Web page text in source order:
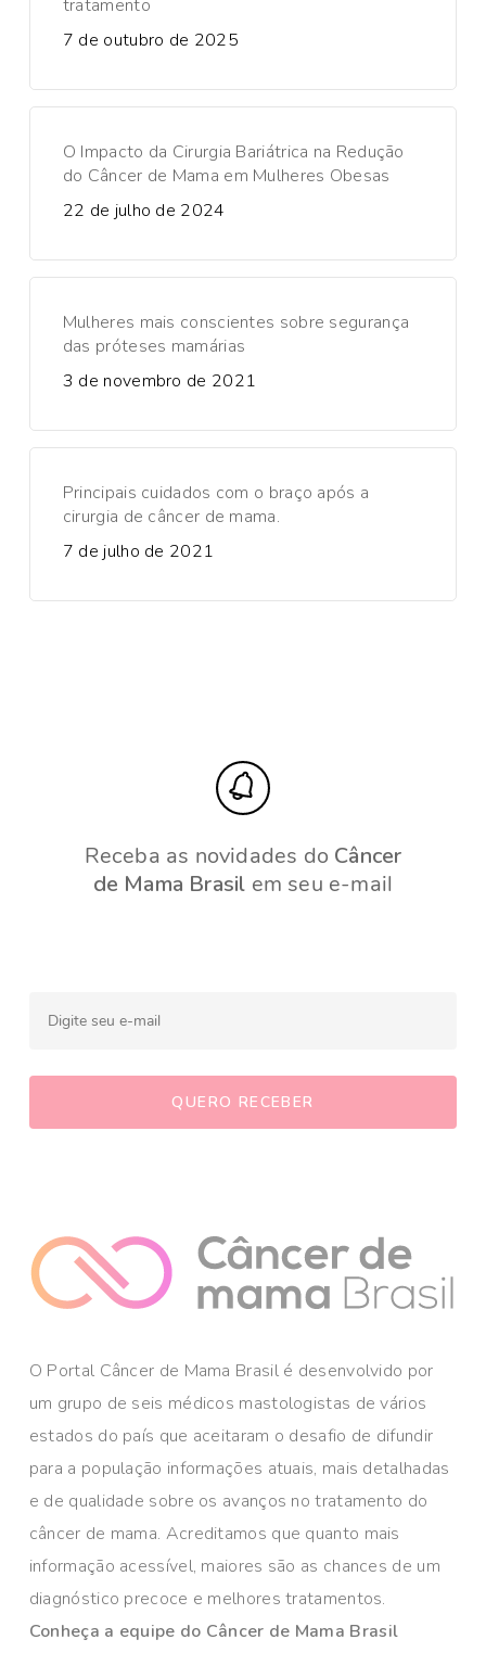
tratamento
7 de outubro de 2025
O Impacto da Cirurgia Bariátrica na Redução
do Câncer de Mama em Mulheres Obesas
22 de julho de 2024
Mulheres mais conscientes sobre segurança
das próteses mamárias
3 de novembro de 2021
Principais cuidados com o braço após a
cirurgia de câncer de mama.
7 de julho de 2021
Receba as novidades do Câncer
de Mama Brasil em seu e-mail
O Portal Câncer de Mama Brasil é desenvolvido por
um grupo de seis médicos mastologistas de vários
estados do país que aceitaram o desafio de difundir
para a população informações atuais, mais detalhadas
e de qualidade sobre os avanços no tratamento do
câncer de mama. Acreditamos que quanto mais
informação acessível, maiores são as chances de um
diagnóstico precoce e melhores tratamentos.
Conheça a equipe do Câncer de Mama Brasil